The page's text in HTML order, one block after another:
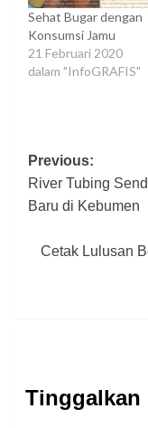
Sehat Bugar dengan
Konsumsi Jamu
21 Februari 2020
dalam "InfoGRAFIS"
Post
Previous:
River Tubing
Baru di Kebumen
Cetak Lulusan
Tinggalkan